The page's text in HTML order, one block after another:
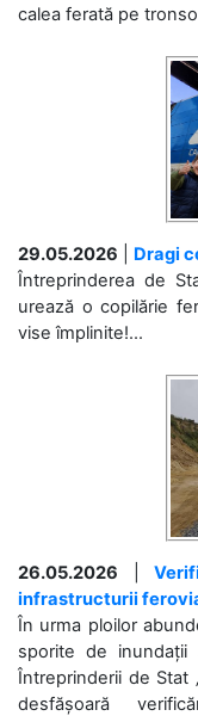
calea ferată pe
29.05.2026
Dragi
Întreprinderea de
urează o copilărie
vise împlinite!...
26.05.2026 |
infrastructurii
În urma ploilor
sporite de inundații
Întreprinderii de Stat
desfășoară